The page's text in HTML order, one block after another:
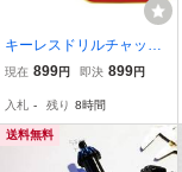
キーレスドリルチャック
アダプター アタッチメン
用 電動工具 六角軸 シャ
ンク 3/8-24UNF 0.8～10
mm レンチ DIY
現在 899円 即決 899円
入札 - 残り 8時間
送料無料